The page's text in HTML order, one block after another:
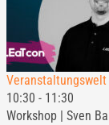
Veranstaltungswelt
10:30 - 11:30
Workshop | Sven